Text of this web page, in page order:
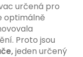
určená pro
optimálně
Proto jsou
jeden určený